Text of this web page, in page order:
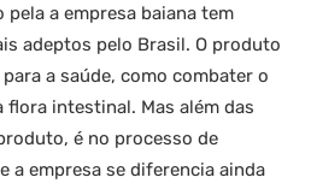
a empresa baiana tem
adeptos pelo Brasil. O produto
a saúde, como combater o
intestinal. Mas além das
é no processo de
a empresa se diferencia ainda